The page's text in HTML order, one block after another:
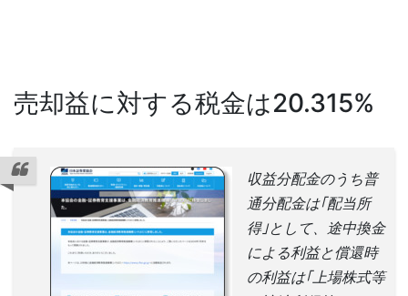
売却益に対する税金は20.315%
収益分配金のうち普
通分配金は｢配当所
得｣として、途中換金
による利益と償還時
の利益は｢上場株式等